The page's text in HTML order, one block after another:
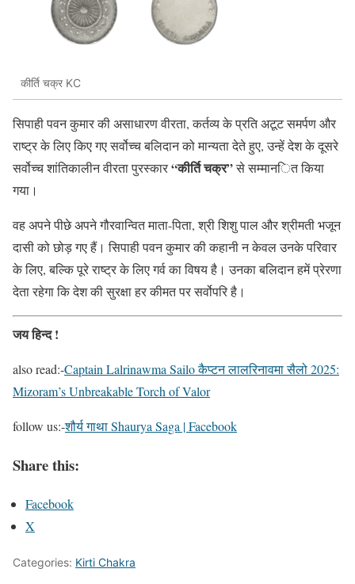
कीर्ति चक्र KC
सिपाही पवन कुमार की असाधारण वीरता, कर्तव्य के प्रति अटूट समर्पण और
राष्ट्र के लिए किए गए सर्वोच्च बलिदान को मान्यता देते हुए, उन्हें देश के दूसरे
सर्वोच्च शांतिकालीन वीरता पुरस्कार“कीर्ति चक्र”से सम्मानित किया
गया।
वह अपने पीछे अपने गौरवान्वित माता-पिता, श्री शिशु पाल और श्रीमती भजून
दासी को छोड़ गए हैं। सिपाही पवन कुमार की कहानी न केवल उनके परिवार
के लिए, बल्कि पूरे राष्ट्र के लिए गर्व का विषय है। उनका बलिदान हमें प्रेरणा
देता रहेगा कि देश की सुरक्षा हर कीमत पर सर्वोपरि है।
जय हिन्द !
also read:-Captain Lalrinawma Sailo कैप्टन लालरिनावमा सैलो 2025:
Mizoram’s Unbreakable Torch of Valor
follow us:-शौर्य गाथा Shaurya Saga | Facebook
Share this:
Facebook
X
Categories: Kirti Chakra